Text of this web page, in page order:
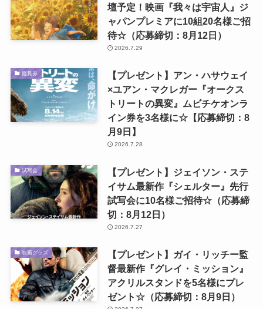
壇予定！映画『我々は宇宙人』ジ
ャパンプレミアに10組20名様ご招
待☆（応募締切：8月12日）
2026.7.29
鑑賞券
【プレゼント】アン・ハサウェイ
×ユアン・マクレガー『オークス
トリートの異変』ムビチケオンラ
イン券を3名様に☆【応募締切：8
月9日】
2026.7.28
試写会
【プレゼント】ジェイソン・ステ
イサム最新作『シェルター』先行
試写会に10名様ご招待☆（応募締
切：8月12日）
2026.7.27
映画グッズ
【プレゼント】ガイ・リッチー監
督最新作『グレイ・ミッション』
アクリルスタンドを5名様にプレ
ゼント☆（応募締切：8月9日）